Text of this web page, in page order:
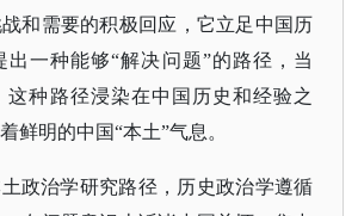
和需要的积极回应，它立足中国历
出一种能够“解决问题”的路径，当
这种路径浸染在中国历史和经验之
鲜明的中国“本土”气息。
政治学研究路径，历史政治学遵循